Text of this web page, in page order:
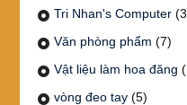
Tri Nhan's Computer
Văn phòng phẩm (7)
Vật liệu làm hoa đăng
vòng đeo tay (5)